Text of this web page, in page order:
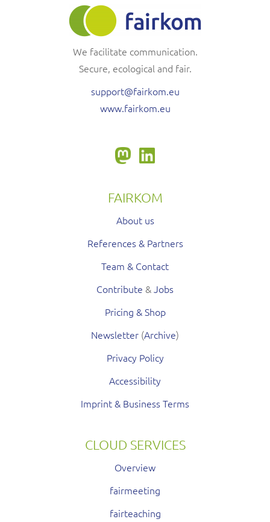
We facilitate communication.
Secure, ecological and fair.
support@fairkom.eu
www.fairkom.eu
FAIRKOM
About us
References & Partners
Team & Contact
Contribute &Jobs
Pricing & Shop
Newsletter (Archive)
Privacy Policy
Accessibility
Imprint & Business Terms
CLOUD SERVICES
Overview
fairmeeting
fairteaching